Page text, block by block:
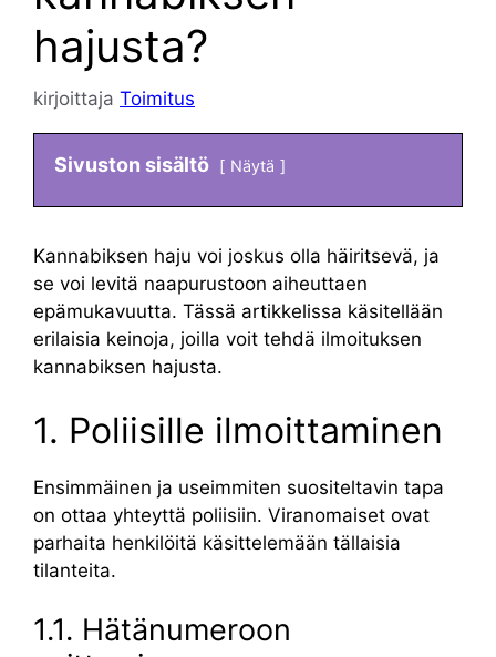
hajusta?
kirjoittaja Toimitus
Sivuston sisältö Näytä
Kannabiksen haju voi joskus olla häiritsevä, ja
se voi levitä naapurustoon aiheuttaen
epämukavuutta. Tässä artikkelissa käsitellään
erilaisia keinoja, joilla voit tehdä ilmoituksen
kannabiksen hajusta.
1. Poliisille ilmoittaminen
Ensimmäinen ja useimmiten suositeltavin tapa
on ottaa yhteyttä poliisiin. Viranomaiset ovat
parhaita henkilöitä käsittelemään tällaisia
tilanteita.
1.1. Hätänumeroon